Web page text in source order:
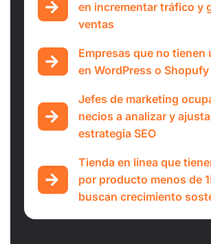
en incrementar tráfico y
ventas
Empresas que no tienen
en WordPress o Shopufy
Jefes de marketing
necios a analizar y
estrategia SEO
Tienda en linea que
por producto menos de
buscan crecimiento